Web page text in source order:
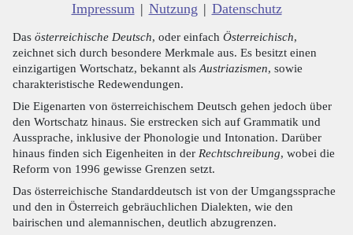
Impressum | Nutzung | Datenschutz
Das österreichische Deutsch, oder einfach Österreichisch,
zeichnet sich durch besondere Merkmale aus. Es besitzt einen
einzigartigen Wortschatz, bekannt als Austriazismen, sowie
charakteristische Redewendungen.
Die Eigenarten von österreichischem Deutsch gehen jedoch über
den Wortschatz hinaus. Sie erstrecken sich auf Grammatik und
Aussprache, inklusive der Phonologie und Intonation. Darüber
hinaus finden sich Eigenheiten in der Rechtschreibung, wobei die
Reform von 1996 gewisse Grenzen setzt.
Das österreichische Standarddeutsch ist von der Umgangssprache
und den in Österreich gebräuchlichen Dialekten, wie den
bairischen und alemannischen, deutlich abzugrenzen.